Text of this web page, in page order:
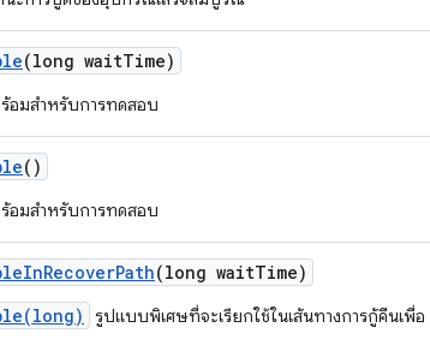
(long waitTime)
อมสำหรับการทดสอบ
()
อมสำหรับการทดสอบ
InRecoverPath(long waitTime)
รูปแบบพิเศษที่จะเรียกใช้ในเส้นทางการกู้คืนเพื่